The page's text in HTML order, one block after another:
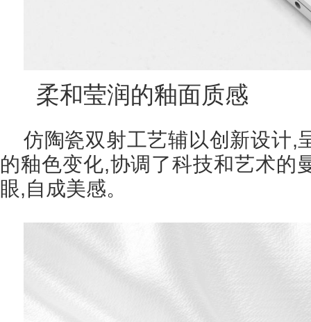
柔和莹润的釉面质感
仿陶瓷双射工艺辅以创新设计,
的釉色变化,协调了科技和艺术的
眼,自成美感。